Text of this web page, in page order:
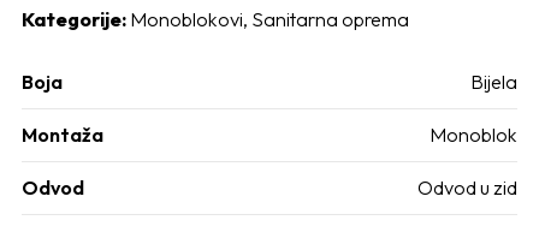
Kategorije: Monoblokovi, Sanitarna oprema
Boja Bijela
Montaža Monoblok
Odvod Odvod u zid